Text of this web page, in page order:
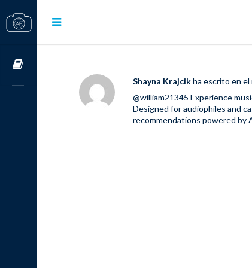
Shayna Krajcikha escrito en el
@william21345 Experience
Designed for audiophiles and
recommendations powered by